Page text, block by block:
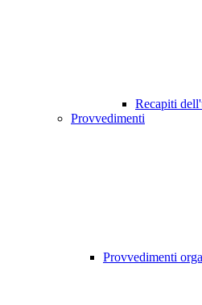
Recapiti
Provvedimenti
Provvedimenti